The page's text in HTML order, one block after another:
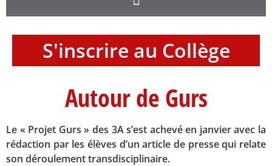
S'inscrire au Collège
Autour de Gurs
Le « Projet Gurs » des 3A s’est achevé en janvier avec la
rédaction par les élèves d’un article de presse qui relate
son déroulement transdisciplinaire.